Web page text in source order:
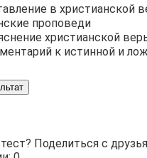
в христианской
проповеди
христианской
к истинной и
Поделиться с